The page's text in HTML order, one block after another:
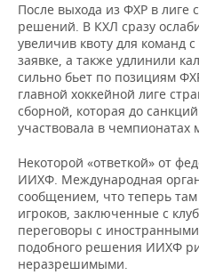
После выхода из ФХР в лиге
решений. В КХЛ сразу
увеличив квоту для команд
заявке, а также удлинили
сильно бьет по позициям
главной хоккейной лиге
сборной, которая до
участвовала в чемпионатах
Некоторой «ответкой» от
ИИХФ. Международная
сообщением, что теперь
игроков, заключенные с
переговоры с
подобного решения ИИХФ
неразрешимыми.